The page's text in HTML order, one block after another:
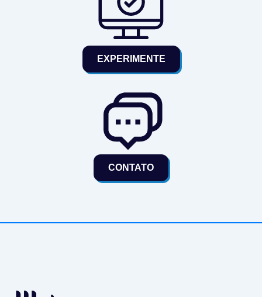
EXPERIMENTE
CONTATO